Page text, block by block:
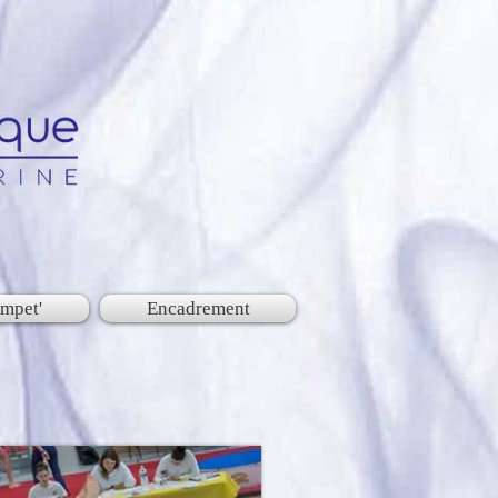
Encadrement